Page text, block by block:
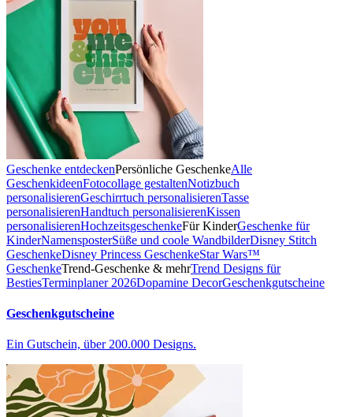
Geschenke entdeckenPersönliche GeschenkeAlle
GeschenkideenFotocollage gestaltenNotizbuch
personalisierenGeschirrtuch personalisierenTasse
personalisierenHandtuch personalisierenKissen
personalisierenHochzeitsgeschenkeFür KinderGeschenke für
KinderNamensposterSüße und coole WandbilderDisney Stitch
GeschenkeDisney Princess GeschenkeStar Wars™
GeschenkeTrend-Geschenke & mehrTrend Designs für
BestiesTerminplaner 2026Dopamine DecorGeschenkgutscheine
Geschenkgutscheine
Ein Gutschein, über 200.000 Designs.